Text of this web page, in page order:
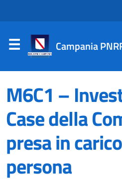
Campania
M6C1 –
Case della
presa in
persona